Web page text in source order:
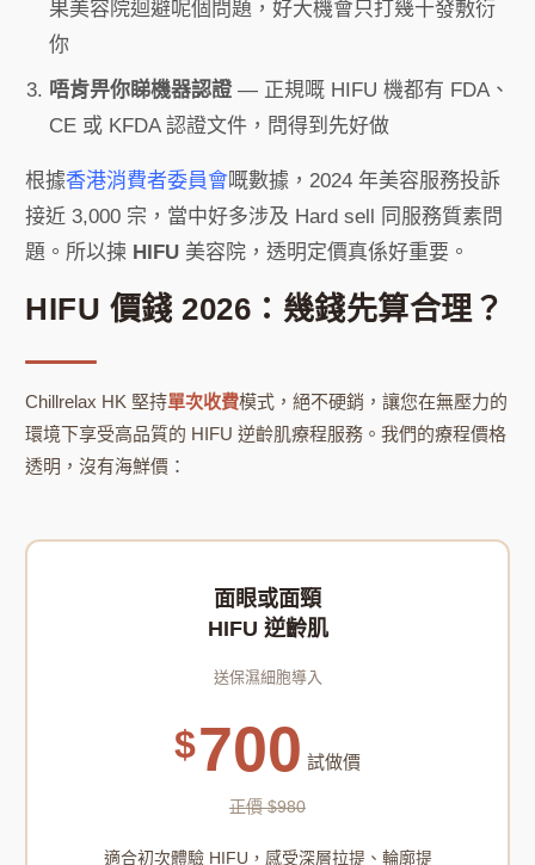
果美容院迴避呢個問題，好大機會只打幾十發敷衍
你
唔肯畀你睇機器認證 — 正規嘅 HIFU 機都有 FDA、
CE 或 KFDA 認證文件，問得到先好做
根據香港消費者委員會嘅數據，2024 年美容服務投訴
接近 3,000 宗，當中好多涉及 Hard sell 同服務質素問
題。所以揀 HIFU 美容院，透明定價真係好重要。
HIFU 價錢 2026：幾錢先算合理？
Chillrelax HK 堅持單次收費模式，絕不硬銷，讓您在無壓力的
環境下享受高品質的 HIFU 逆齡肌療程服務。我們的療程價格
透明，沒有海鮮價：
面眼或面頸
HIFU 逆齡肌
送保濕細胞導入
$700 試做價
正價 $980
適合初次體驗 HIFU，感受深層拉提、輪廓提